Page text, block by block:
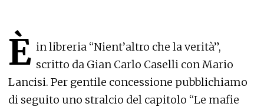
È in libreria “Nient’altro che la verità”,
scritto da Gian Carlo Caselli con Mario
Lancisi. Per gentile concessione pubblichiamo
di seguito uno stralcio del capitolo “Le mafie